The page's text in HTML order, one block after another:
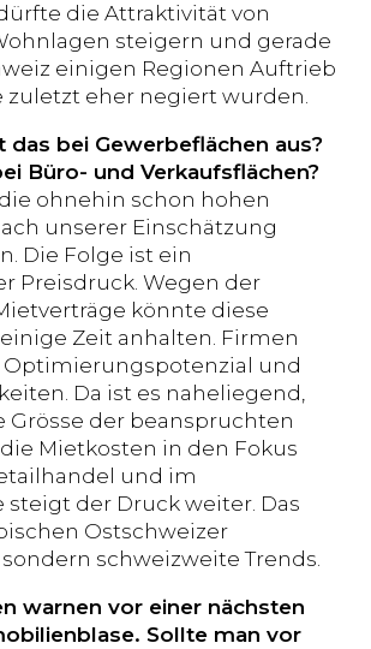
die Attraktivität von
steigern und gerade
einigen Regionen Auftrieb
zuletzt eher negiert wurden.
das bei Gewerbeflächen aus?
Büro- und Verkaufsflächen?
ohnehin schon hohen
unserer Einschätzung
Die Folge ist ein
Preisdruck. Wegen der
könnte diese
Zeit anhalten. Firmen
Optimierungspotenzial und
Da ist es naheliegend,
Grösse der beanspruchten
Mietkosten in den Fokus
und im
steigt der Druck weiter. Das
Ostschweizer
schweizweite Trends.
warnen vor einer nächsten
Sollte man vor